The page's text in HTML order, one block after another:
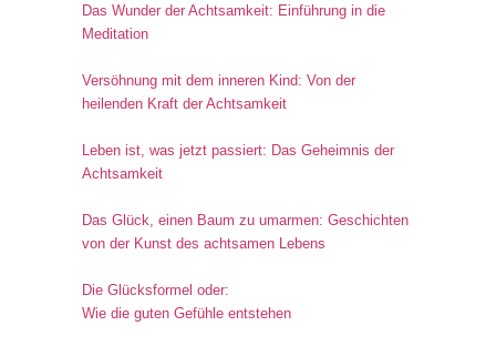
Das Wunder der Achtsamkeit: Einführung in die
Meditation
Versöhnung mit dem inneren Kind: Von der
heilenden Kraft der Achtsamkeit
Leben ist, was jetzt passiert: Das Geheimnis der
Achtsamkeit
Das Glück, einen Baum zu umarmen: Geschichten
von der Kunst des achtsamen Lebens
Die Glücksformel oder:
Wie die guten Gefühle entstehen